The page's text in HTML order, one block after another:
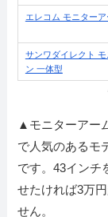
エレコム モニター
サンワダイレクト
ン 一体型
▲モニターアー
で人気のあるモ
です。43インチ
せたければ3万
せん。